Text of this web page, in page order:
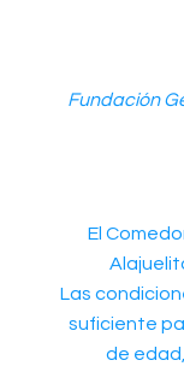
Fundación
El
Las
suficiente
de